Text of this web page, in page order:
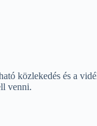
közlekedés és a
venni.